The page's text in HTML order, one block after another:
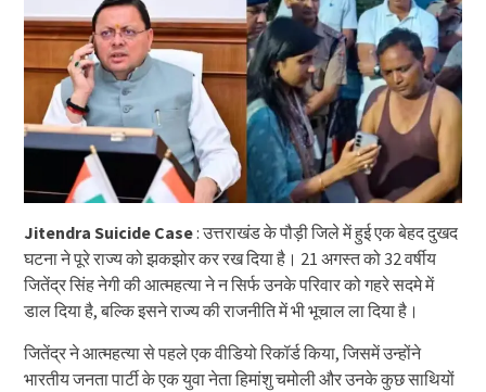
Jitendra Suicide Case: उत्तराखंड के पौड़ी जिले में हुई एक बेहद दुखद
घटना ने पूरे राज्य को झकझोर कर रख दिया है। 21 अगस्त को 32 वर्षीय
जितेंद्र सिंह नेगी की आत्महत्या ने न सिर्फ उनके परिवार को गहरे सदमे में
डाल दिया है, बल्कि इसने राज्य की राजनीति में भी भूचाल ला दिया है।
जितेंद्र ने आत्महत्या से पहले एक वीडियो रिकॉर्ड किया, जिसमें उन्होंने
भारतीय जनता पार्टी के एक युवा नेता हिमांशु चमोली और उनके कुछ साथियों